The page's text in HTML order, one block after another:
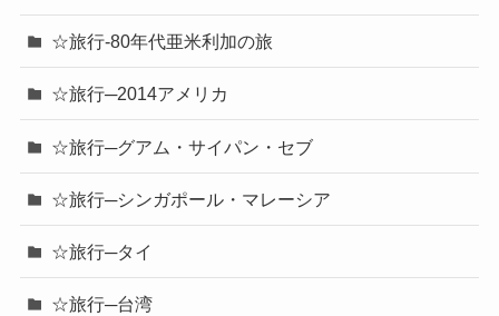
☆旅行-80年代亜米利加の旅
☆旅行─2014アメリカ
☆旅行─グアム・サイパン・セブ
☆旅行─シンガポール・マレーシア
☆旅行─タイ
☆旅行─台湾